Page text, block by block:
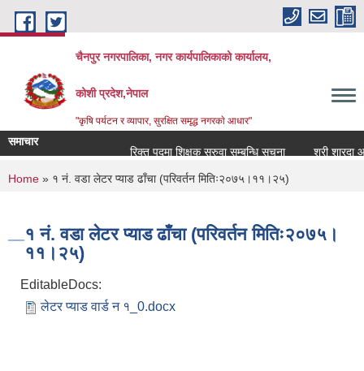
Skip to main content
चैनपुर नगरपालिका, नगर कार्यपालिकाको कार्यालय,
कोशी प्रदेश,नेपाल
"कृषि पर्यटन र व्यापार, सुरक्षित समृद्ध नगरकाे आधार"
समाचार
रिक्त पदमा शिक्षक सरुवा सम्बन्धि सूचना
श्री शारदा आ
You are here
Home » १ नं. वडा लेटर प्याड ढाँचा (परिवर्तन मितिः२०७५।११।२५)
१ नं. वडा लेटर प्याड ढाँचा (परिवर्तन मितिः२०७५।
११।२५)
EditableDocs:
लेटर प्याड वार्ड न १_0.docx